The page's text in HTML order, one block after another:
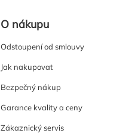
O nákupu
Odstoupení od smlouvy
Jak nakupovat
Bezpečný nákup
Garance kvality a ceny
Zákaznický servis